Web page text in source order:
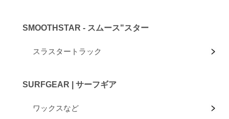
SMOOTHSTAR - スムース"スター
スラスタートラック
SURFGEAR | サーフギア
ワックスなど